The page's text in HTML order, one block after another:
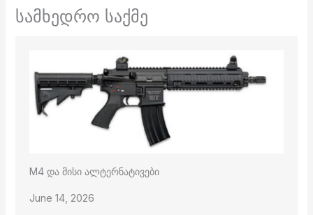
სამხედრო საქმე
M4 და მისი ალტერნატივები
June 14, 2026